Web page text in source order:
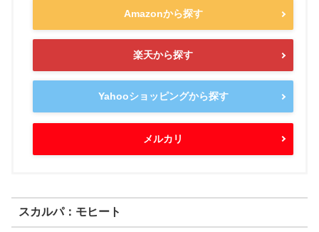
Amazonから探す
楽天から探す
Yahooショッピングから探す
メルカリ
スカルパ：モヒート